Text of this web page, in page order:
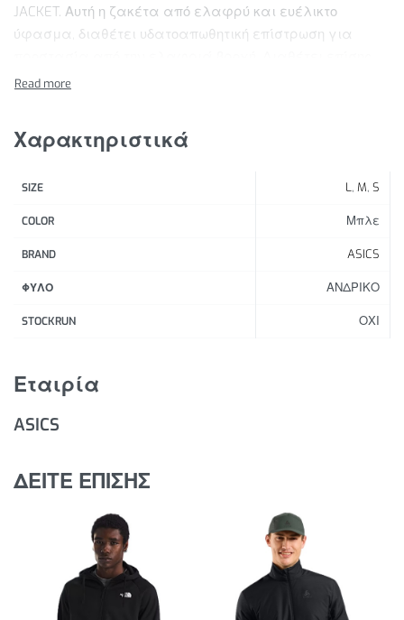
JACKET. Αυτή η ζακέτα από ελαφρύ και ευέλικτο
ύφασμα, διαθέτει υδατοαπωθητική επίστρωση για
πλέγμα κάτω από τα χέρια για αναπνοή, ελαστική
για την αποθήκευση των απαραίτητων αντικειμένων
Πλέγμα στις μασχάλες για αυξημένη αναπνοή.
Πλαϊνές τσέπες με φερμουάρ.
Ανακλαστικές λεπτομέρειες
Χαρακτηριστικά
SIZE L, M, S
COLOR Μπλε
BRAND ASICS
ΦΥΛΟ ΑΝΔΡΙΚΟ
STOCKRUN ΟΧΙ
Εταιρία
ASICS
ΔΕΙΤΕ ΕΠΙΣΗΣ